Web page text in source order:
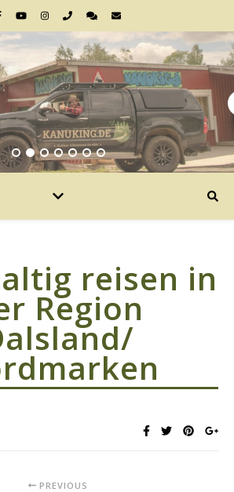
reisen in
Region
PREVIOUS